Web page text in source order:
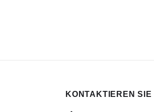
KONTAKTIEREN SIE